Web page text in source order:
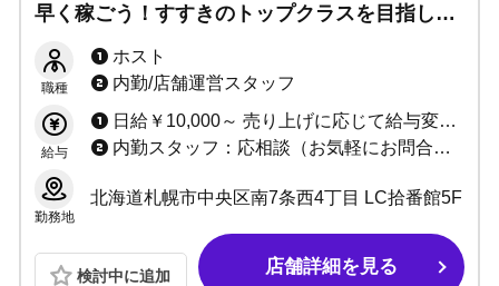
早く稼ごう！すすきのトップクラスを目指しま
ちらも大歓迎！特典多数でお待ちしておりま
す！！
職種
ホスト
内勤/店舗運営スタッフ
給与
日給￥10,000～ 売り上げに応じて給与変動（小計売上65％以上）
内勤スタッフ：応相談（お気軽にお問合せください）
勤務地
北海道札幌市中央区南7条西4丁目 LC拾番館5F
検討中に追加 店舗詳細を見る